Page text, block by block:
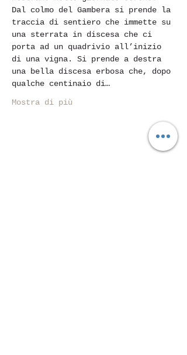
Dal colmo del Gambera si prende la
traccia di sentiero che immette su
una sterrata in discesa che ci
porta ad un quadrivio all’inizio
di una vigna. Si prende a destra
una bella discesa erbosa che, dopo
qualche centinaio di…
Mostra di più